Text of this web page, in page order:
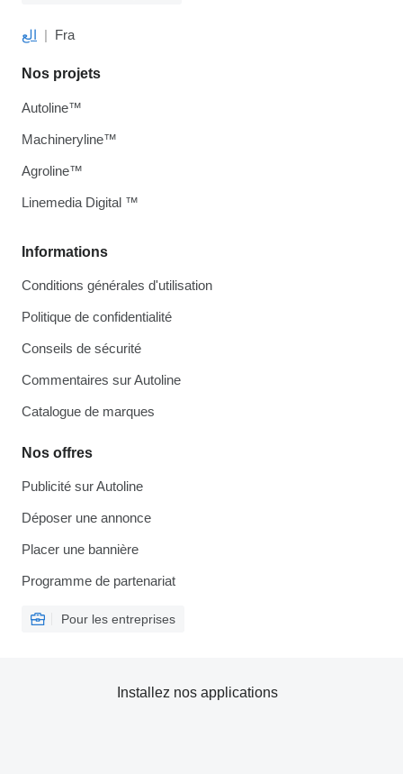
الع Fra
Informations
Conditions générales d'utilisation
Politique de confidentialité
Conseils de sécurité
Commentaires sur Autoline
Catalogue de marques
Nos offres
Publicité sur Autoline
Déposer une annonce
Placer une bannière
Programme de partenariat
Pour les entreprises
Nos projets
Autoline™
Machineryline™
Agroline™
Linemedia Digital ™
Installez nos applications